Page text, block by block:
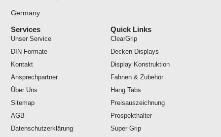
Germany
Services
Unser Service
DIN Formate
Kontakt
Ansprechpartner
Über Uns
Sitemap
AGB
Datenschutzerklärung
Quick Links
ClearGrip
Decken Displays
Display Konstruktion
Fahnen & Zubehör
Hang Tabs
Preisauszeichnung
Prospekthalter
Super Grip